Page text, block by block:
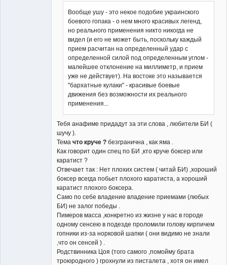
Вообще ушу - это некое подобие украинского
боевого гопака - о нем много красивых легенд,
но реального применения никто никогда не
видел (и его не может быть, поскольку каждый
прием расчитан на определенный удар с
определенной силой под определенным углом -
малейшее отклонение на миллиметр, и прием
уже не действует). На востоке это называется
"бархатные кулаки" - красивые боевые
движения без возможности их реального
применения...
Тебя анафиме придадут за эти слова , любители БИ (
шучу ).
Тема что круче ? безгранична , как яма .
Как говорит один спец по БИ ,кто круче боксер или
каратист ?
Отвечает так : Нет плохих систем ( читай БИ) ,хороший
боксер всегда побьет плохого каратиста, а хороший
каратист плохого боксера.
Само по себе владение владение приемами (любых
БИ) не залог победы .
Пимеров масса ,конкретно из жизне у нас в городе
одному сенсею в подезде проломили голову кирпичем
гопники из-за норковой шапки ( они видимо не знали
,что он сенсей ) .
Родствинника Цоя (того самого ,помойму брата
троюродного ) грохнули из писталета , хотя он имел